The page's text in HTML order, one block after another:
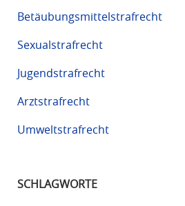
Betäubungsmittelstrafrecht
Sexualstrafrecht
Jugendstrafrecht
Arztstrafrecht
Umweltstrafrecht
SCHLAGWORTE